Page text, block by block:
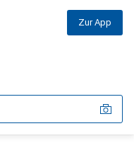
Zur App